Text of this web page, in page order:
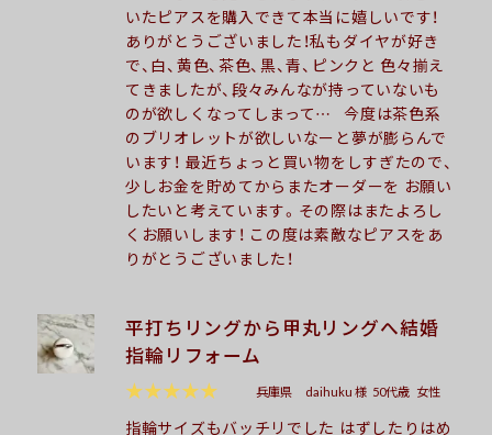
いたピアスを購入できて本当に嬉しいです！
ありがとうございました！私もダイヤが好き
で、白、黄色、茶色、黒、青、ピンクと 色々揃え
てきましたが、段々みんなが持っていないも
のが欲しくなってしまって… 今度は茶色系
のブリオレットが欲しいなーと夢が膨らんで
います！ 最近ちょっと買い物をしすぎたので、
少しお金を貯めてからまたオーダーを お願い
したいと考えています。その際はまたよろし
くお願いします！ この度は素敵なピアスをあ
りがとうございました！
平打ちリングから甲丸リングへ結婚
指輪リフォーム
★★★★★
兵庫県 daihuku 様 50代歳 女性
指輪サイズもバッチリでした はずしたりはめ